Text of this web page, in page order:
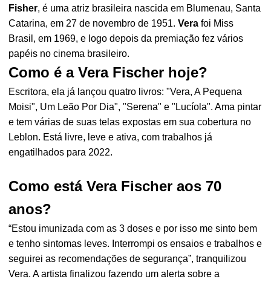
Fisher, é uma atriz brasileira nascida em Blumenau, Santa
Catarina, em 27 de novembro de 1951.Vera foi Miss
Brasil, em 1969, e logo depois da premiação fez vários
papéis no cinema brasileiro.
Como é a Vera Fischer hoje?
Escritora, ela já lançou quatro livros: "Vera, A Pequena
Moisi", Um Leão Por Dia", "Serena" e "Lucíola". Ama pintar
e tem várias de suas telas expostas em sua cobertura no
Leblon. Está livre, leve e ativa, com trabalhos já
engatilhados para 2022.
Como está Vera Fischer aos 70
anos?
“Estou imunizada com as 3 doses e por isso me sinto bem
e tenho sintomas leves. Interrompi os ensaios e trabalhos e
seguirei as recomendações de segurança”, tranquilizou
Vera. A artista finalizou fazendo um alerta sobre a